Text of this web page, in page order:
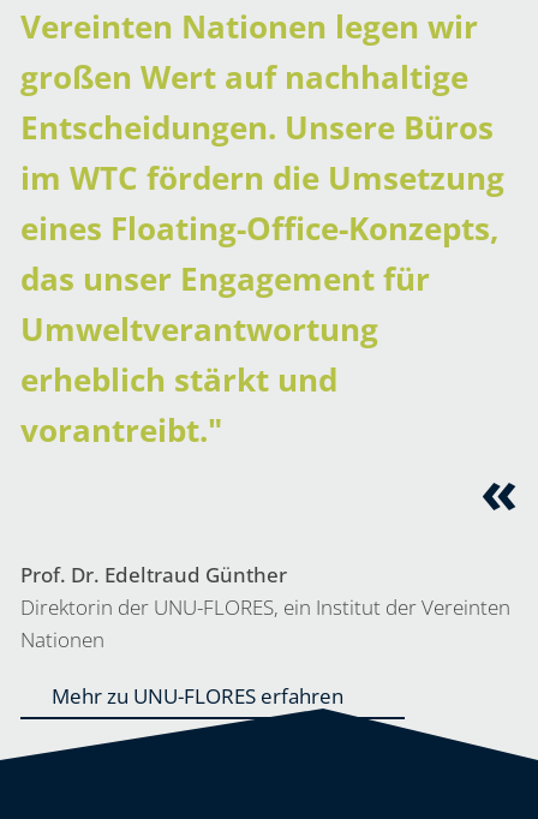
Vereinten Nationen legen wir
großen Wert auf nachhaltige
Entscheidungen. Unsere Büros
im WTC fördern die Umsetzung
eines Floating-Office-Konzepts,
das unser Engagement für
Umweltverantwortung
erheblich stärkt und
vorantreibt."
Prof. Dr. Edeltraud Günther
Direktorin der UNU-FLORES, ein Institut der Vereinten
Nationen
Mehr zu UNU-FLORES erfahren